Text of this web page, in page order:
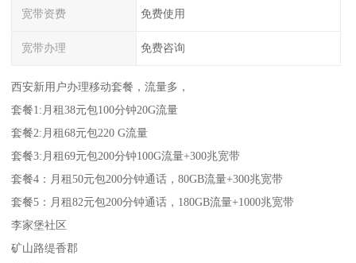
宽带资费 免费使用
宽带办理 免费咨询
西安新用户办理移动套餐，流量多，
套餐1:月租38元包100分钟20G流量
套餐2:月租68元包220 G流量
套餐3:月租69元包200分钟100G流量+300兆宽带
套餐4：月租50元包200分钟通话，80GB流量+300兆宽带
套餐5：月租82元包200分钟通话，180GB流量+1000兆宽带
李家堡社区
矿山路缇香郡